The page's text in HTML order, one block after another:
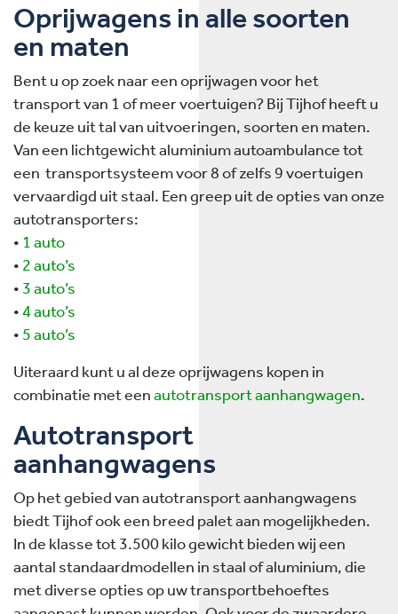
Oprijwagens in alle soorten
en maten
Bent u op zoek naar een oprijwagen voor het
transport van 1 of meer voertuigen? Bij Tijhof heeft u
de keuze uit tal van uitvoeringen, soorten en maten.
Van een lichtgewicht aluminium autoambulance tot
een transportsysteem voor 8 of zelfs 9 voertuigen
vervaardigd uit staal. Een greep uit de opties van onze
autotransporters:
• 1 auto
• 2 auto’s
•3 auto’s
•4 auto’s
• 5 auto’s
Uiteraard kunt u al deze oprijwagens kopen in
combinatie met eenautotransport aanhangwagen.
Autotransport
aanhangwagens
Op het gebied van autotransport aanhangwagens
biedt Tijhof ook een breed palet aan mogelijkheden.
In de klasse tot 3.500 kilo gewicht bieden wij een
aantal standaardmodellen in staal of aluminium, die
met diverse opties op uw transportbehoeftes